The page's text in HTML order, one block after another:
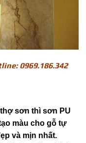
0969.186.342
sơn thì sơn PU
màu cho gỗ tự
và mịn nhất.